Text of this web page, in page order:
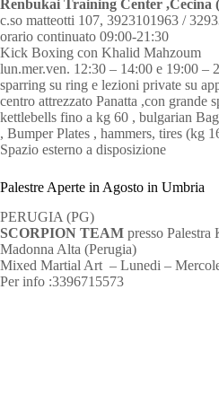
Renbukai Training Center ,Cecina
c.so matteotti 107, 3923101963 /
orario continuato 09:00-21:30
Kick Boxing con Khalid Mahzoum
lun.mer.ven. 12:30 – 14:00 e 19:00 –
sparring su ring e lezioni private su
centro attrezzato Panatta ,con grande
kettlebells fino a kg 60 , bulgarian
, Bumper Plates , hammers, tires (kg
Spazio esterno a disposizione
Palestre Aperte in Agosto in Umbria
PERUGIA (PG)
SCORPION TEAM presso
Madonna Alta (Perugia)
Mixed Martial Art – Lunedi –
Per info :3396715573